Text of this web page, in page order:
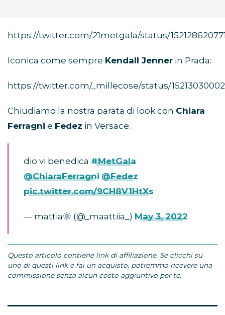
https://twitter.com/21metgala/status/
Iconica come sempre Kendall Jenner in Prada:
https://twitter.com/_millecose/status/
Chiudiamo la nostra parata di look con Chiara
Ferragni e Fedez in Versace:
dio vi benedica #MetGala
@ChiaraFerragni @Fedez
pic.twitter.com/9CH8V1HtXs
— mattia🌞 (@_maattiia_) May 3, 2022
Questo articolo contiene link di affiliazione. Se clicchi su
uno di questi link e fai un acquisto, potremmo ricevere una
commissione senza alcun costo aggiuntivo per te.